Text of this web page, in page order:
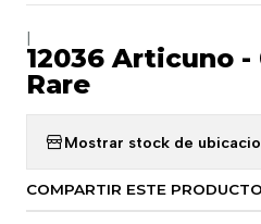
12036 Articuno -
Rare
Mostrar stock de
COMPARTIR ESTE PRODUCTO